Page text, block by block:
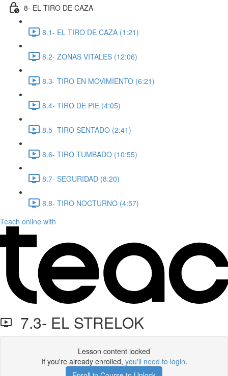
8- EL TIRO DE CAZA
8.1- EL TIRO DE CAZA (1:21)
8.2- ZONAS VITALES (12:06)
8.3- TIRO EN MOVIMIENTO (6:21)
8.4- TIRO DE PIE (4:05)
8.5- TIRO SENTADO (2:41)
8.6- TIRO TUMBADO (10:55)
8.7- SEGURIDAD (8:20)
8.8- TIRO NOCTURNO (4:57)
Teach online with
7.3- EL STRELOK
Lesson content locked
If you're already enrolled, you'll need to login.